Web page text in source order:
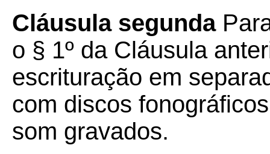
Cláusula segunda
o § 1º da Cláusula
escrituração em
com discos
som gravados.